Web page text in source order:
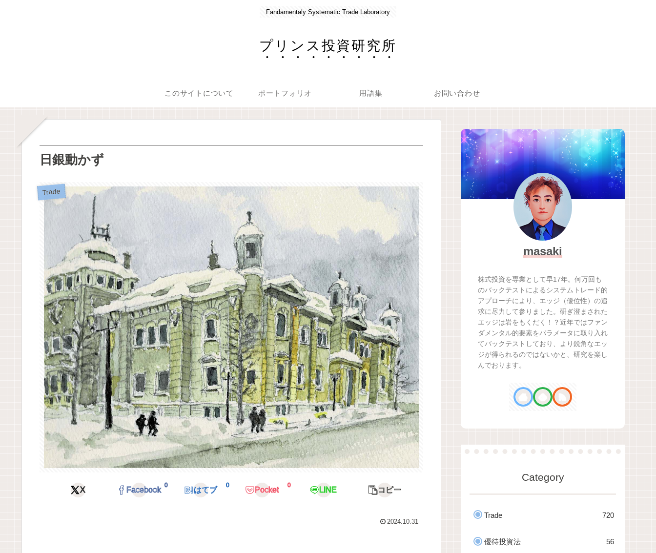
Fandamentaly Systematic Trade Laboratory
プリンス投資研究所
このサイトについて ポートフォリオ 用語集 お問い合わせ
日銀動かず
Trade
X Facebook
0
はてブ
0
Pocket
0
LINE コピー
2024.10.31
masaki
株式投資を専業として早17年。何万回も
のバックテストによるシステムトレード的
アプローチにより、エッジ（優位性）の追
求に尽力して参りました。研ぎ澄まされた
エッジは岩をもくだく！？近年ではファン
ダメンタル的要素をパラメータに取り入れ
てバックテストしており、より鋭角なエッ
ジが得られるのではないかと、研究を楽し
んでおります。
Category
Trade 720
優待投資法 56